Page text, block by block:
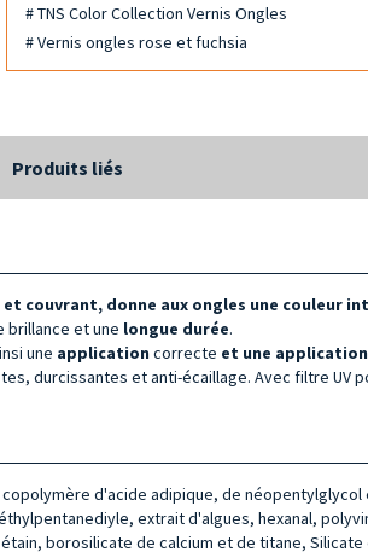
# TNS Color Collection Vernis Ongles
# Vernis ongles rose et fuchsia
Produits liés
couvrant, donne aux ongles une couleur
brillance et une longue durée.
une application correcte et une
durcissantes et anti-écaillage. Avec filtre UV
d'acide adipique, de
extrait d'algues, hexanal,
borosilicate de calcium et de titane,